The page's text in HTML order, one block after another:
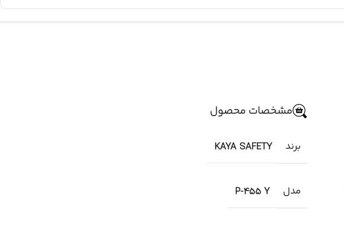
مشخصات محصول
برند KAYA SAFETY
مدل P-455 Y